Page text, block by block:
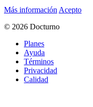
Más información Acepto
© 2026 Docturno
Planes
Ayuda
Términos
Privacidad
Calidad